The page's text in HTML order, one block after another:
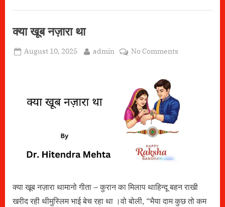
क्या खूब नज़ारा था
Posted
August 10, 2025 By
admin No Commentson
क्या खूब नज़ारा थामानो गीता – कुरान का मिलाप थाहिन्दू बहन राखी
खरीद रही थीमुस्लिम भाई बेच रहा था ।वो बोली, “भैया दाम कुछ तो कम